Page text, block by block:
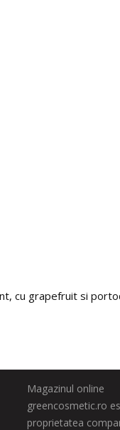
cu grapefruit si
Magazinul online
greencosmetic.ro
proprietatea